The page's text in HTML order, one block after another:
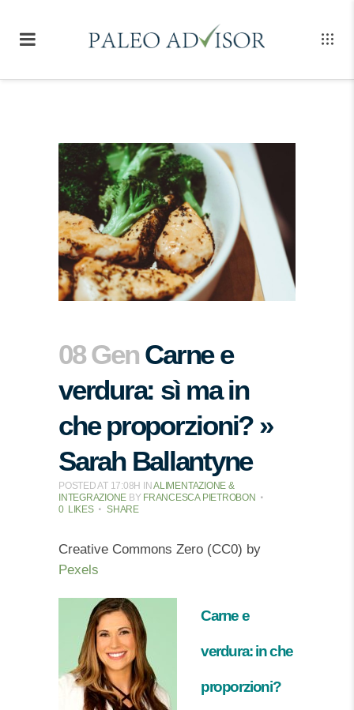
08 GenCarne e
verdura: sì ma in
che proporzioni? »
Sarah Ballantyne
POSTED AT 17:08H INALIMENTAZIONE &
INTEGRAZIONE BY FRANCESCA PIETROBON
0 LIKES SHARE
Creative Commons Zero (CC0) by
Pexels
Carne e
verdura: in che
proporzioni?